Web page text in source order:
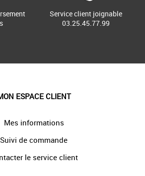
Service client joignable
03.25.45.77.99
ESPACE CLIENT
Mes informations
Suivi de commande
le service client